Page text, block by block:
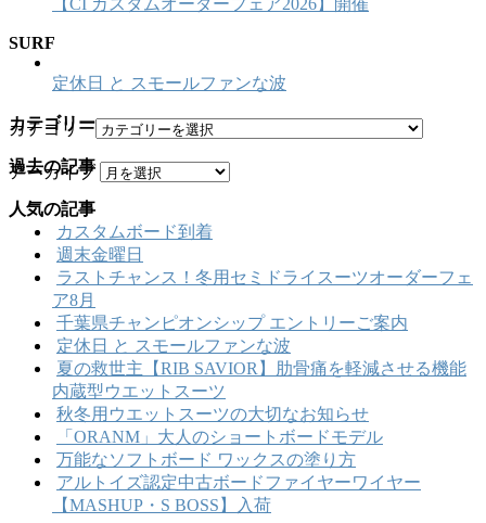
【CI カスタムオーダーフェア2026】開催
SURF
定休日 と スモールファンな波
カテゴリー
カテゴリー
過去の記事
アーカイブ
人気の記事
カスタムボード到着
週末金曜日
ラストチャンス！冬用セミドライスーツオーダーフェ
ア8月
千葉県チャンピオンシップ エントリーご案内
定休日 と スモールファンな波
夏の救世主【RIB SAVIOR】肋骨痛を軽減させる機能
内蔵型ウエットスーツ
秋冬用ウエットスーツの大切なお知らせ
「ORANM」大人のショートボードモデル
万能なソフトボード ワックスの塗り方
アルトイズ認定中古ボードファイヤーワイヤー
【MASHUP・S BOSS】入荷